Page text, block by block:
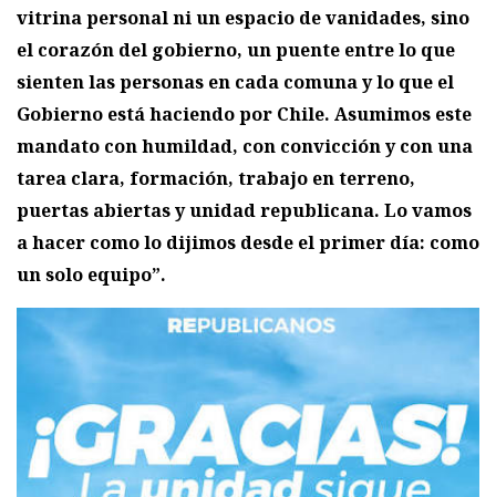
vitrina personal ni un espacio de vanidades, sino
el corazón del gobierno, un puente entre lo que
sienten las personas en cada comuna y lo que el
Gobierno está haciendo por Chile. Asumimos este
mandato con humildad, con convicción y con una
tarea clara, formación, trabajo en terreno,
puertas abiertas y unidad republicana. Lo vamos
a hacer como lo dijimos desde el primer día: como
un solo equipo”.